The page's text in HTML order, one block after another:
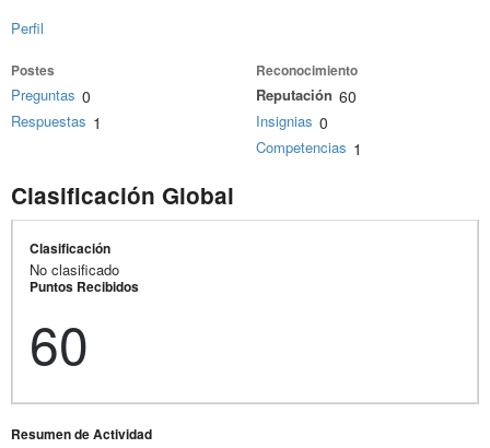
Perfil
Postes
Preguntas 0
Respuestas 1
Reconocimiento
Reputación 60
Insignias 0
Competencias 1
Clasificación Global
Clasificación
No clasificado
Puntos Recibidos
60
Resumen de Actividad